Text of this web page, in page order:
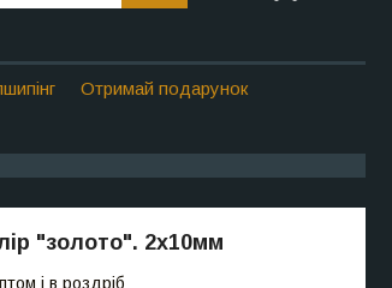
Отримай подарунок
"золото". 2х10мм
і в роздріб